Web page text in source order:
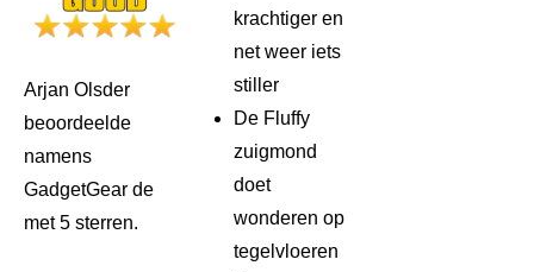
Arjan Olsder
beoordeelde
namens
GadgetGear de
met 5 sterren.
krachtiger en
net weer iets
stiller
De Fluffy
zuigmond
doet
wonderen op
tegelvloeren